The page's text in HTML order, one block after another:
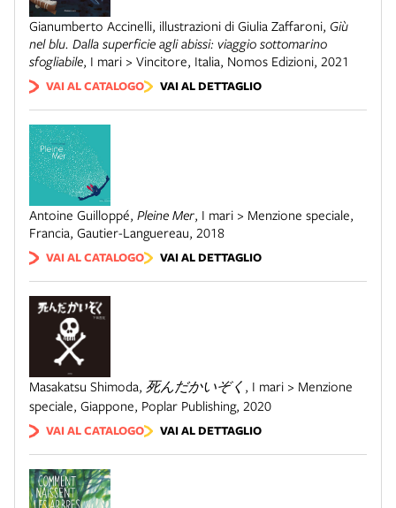
Gianumberto Accinelli, illustrazioni di Giulia Zaffaroni, Giù
nel blu. Dalla superficie agli abissi: viaggio sottomarino
sfogliabile, I mari > Vincitore, Italia, Nomos Edizioni, 2021
VAI AL CATALOGO VAI AL DETTAGLIO
Antoine Guilloppé, Pleine Mer, I mari > Menzione speciale,
Francia, Gautier-Languereau, 2018
VAI AL CATALOGO VAI AL DETTAGLIO
Masakatsu Shimoda, 死んだかいぞく , I mari > Menzione
speciale, Giappone, Poplar Publishing, 2020
VAI AL CATALOGO VAI AL DETTAGLIO